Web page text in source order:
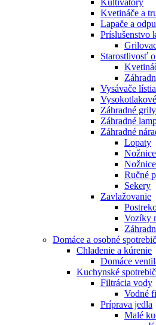
Kultivátory
Kvetináče a
Lapače a
Príslušenstvo
Starostlivosť
Vysávače lístia
Záhradné grily
Záhradné
Záhradné
Lopaty
Ručné
Sekery
Zavlažovanie
Vozíky
Domáce a osobné
Chladenie a kúrenie
Domáce
Kuchynské
Filtrácia vody
Vodné
Príprava jedla
Malé